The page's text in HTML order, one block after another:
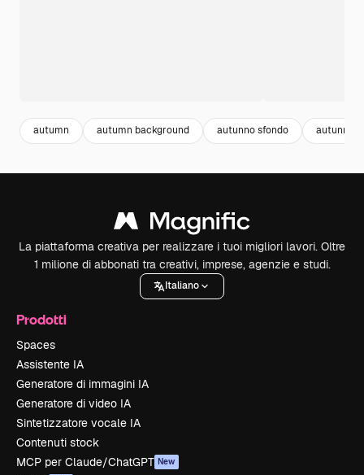
autumn autumn background autunno sfondo autunno
La piattaforma creativa per realizzare i tuoi migliori lavori. Oltre
1 milione di abbonati tra creativi, imprese, agenzie e studi.
Italiano
Prodotti
Spaces
Assistente IA
Generatore di immagini IA
Generatore di video IA
Sintetizzatore vocale IA
Contenuti stock
MCP per Claude/ChatGPT New